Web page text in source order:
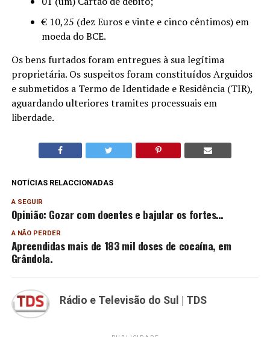
€ 10,25 (dez Euros e vinte e cinco cêntimos) em
moeda do BCE.
Os bens furtados foram entregues à sua legítima
proprietária. Os suspeitos foram constituídos Arguidos
e submetidos a Termo de Identidade e Residência (TIR),
aguardando ulteriores tramites processuais em
liberdade.
NOTÍCIAS RELACCIONADAS
A SEGUIR
Opinião: Gozar com doentes e bajular os fortes…
A NÃO PERDER
Apreendidas mais de 183 mil doses de cocaína, em
Grândola.
Rádio e Televisão do Sul | TDS